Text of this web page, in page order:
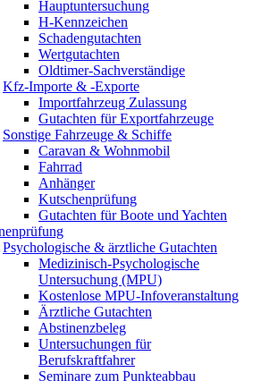
Hauptuntersuchung
H-Kennzeichen
Schadengutachten
Wertgutachten
Oldtimer-Sachverständige
Kfz-Importe & -Exporte
Importfahrzeug Zulassung
Gutachten für Exportfahrzeuge
Sonstige Fahrzeuge & Schiffe
Caravan & Wohnmobil
Fahrrad
Anhänger
Kutschenprüfung
Gutachten für Boote und Yachten
Psychologische & ärztliche Gutachten
Medizinisch-Psychologische
Untersuchung (MPU)
Kostenlose MPU-Infoveranstaltung
Ärztliche Gutachten
Abstinenzbeleg
Untersuchungen für
Berufskraftfahrer
Seminare zum Punkteabbau